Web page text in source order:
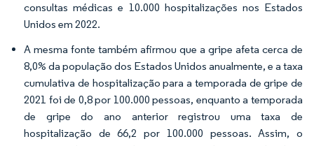
consultas médicas e 10.000 hospitalizações nos Estados
Unidos em 2022.
A mesma fonte também afirmou que a gripe afeta cerca de
8,0% da população dos Estados Unidos anualmente, e a taxa
cumulativa de hospitalização para a temporada de gripe de
2021 foi de 0,8 por 100.000 pessoas, enquanto a temporada
de gripe do ano anterior registrou uma taxa de
hospitalização de 66,2 por 100.000 pessoas. Assim, o